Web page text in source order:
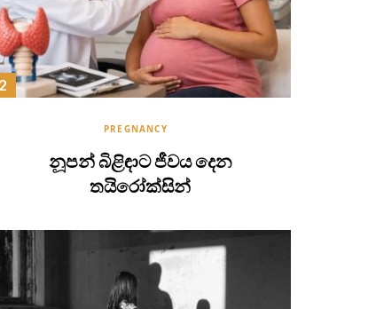
PREGNANCY
නූපන් බිළිඳාට ජීවය දෙන
තයිරෝක්සින්